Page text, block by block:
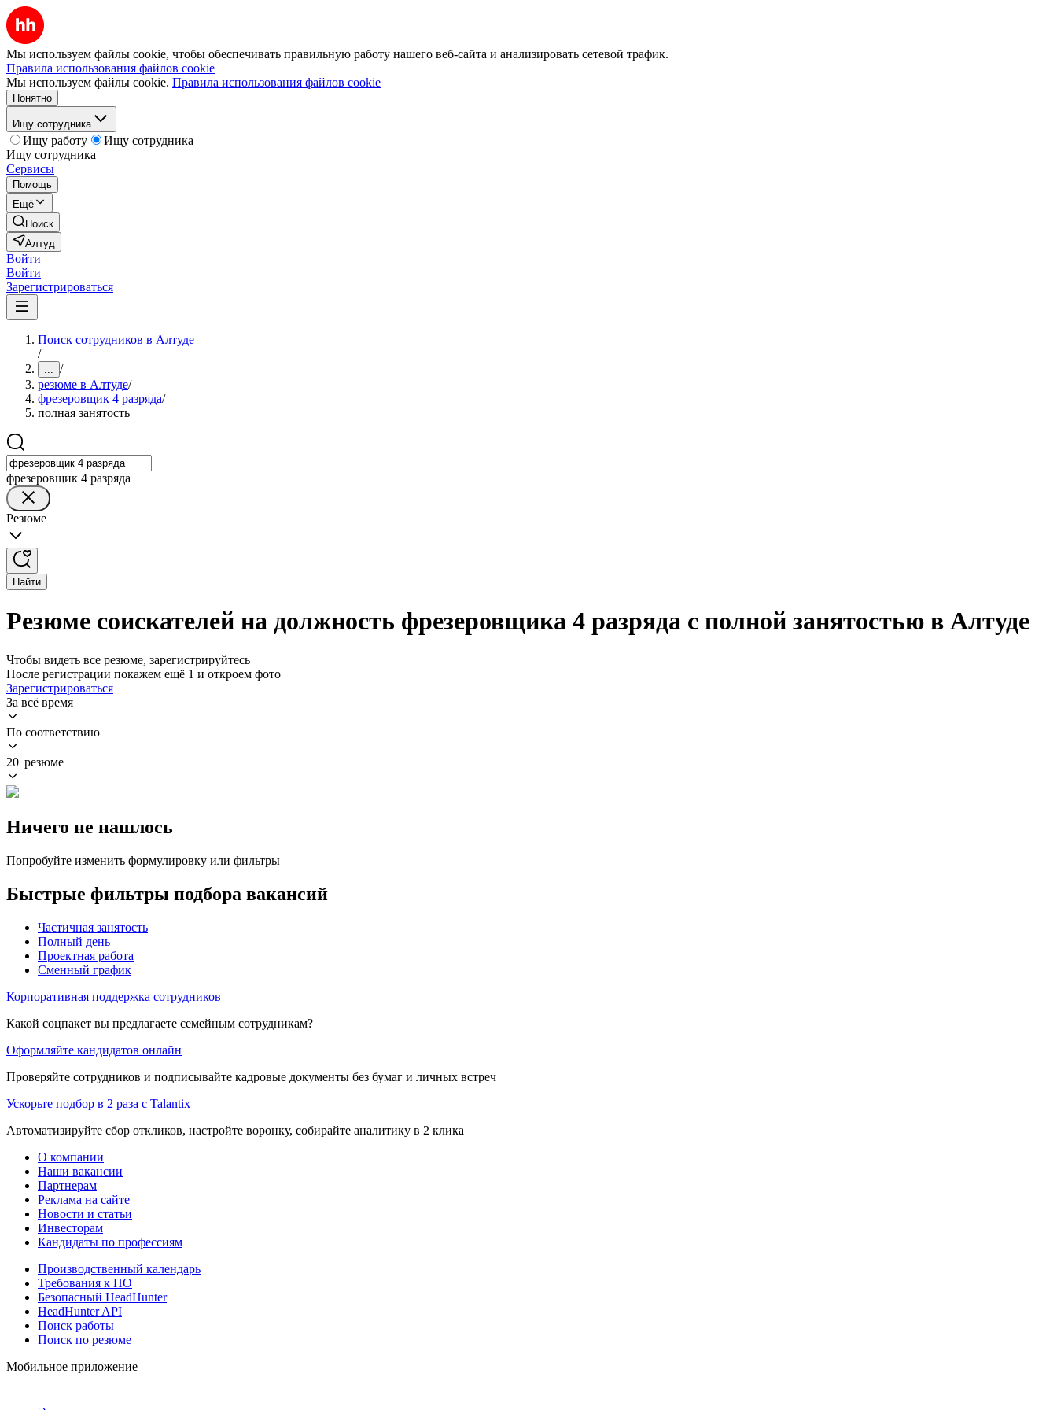
Мы используем файлы cookie, чтобы обеспечивать правильную работу нашего веб-сайта и анализировать сетевой трафик.
Правила использования файлов cookie
Мы используем файлы cookie. Правила использования файлов cookie
Понятно
Ищу сотрудника
Ищу работу
Ищу сотрудника
Ищу сотрудника
Сервисы
Помощь
Ещё
Поиск
Алтуд
Войти
Войти
Зарегистрироваться
Поиск сотрудников в Алтуде
/
... /
резюме в Алтуде/
фрезеровщик 4 разряда/
полная занятость
фрезеровщик 4 разряда
Резюме
Найти
Резюме соискателей на должность фрезеровщика 4 разряда с полной занятостью в Алтуде
Чтобы видеть все резюме, зарегистрируйтесь
После регистрации покажем ещё 1 и откроем фото
Зарегистрироваться
За всё время
По соответствию
20 резюме
Ничего не нашлось
Попробуйте изменить формулировку или фильтры
Быстрые фильтры подбора вакансий
Частичная занятость
Полный день
Проектная работа
Сменный график
Корпоративная поддержка сотрудников
Какой соцпакет вы предлагаете семейным сотрудникам?
Оформляйте кандидатов онлайн
Проверяйте сотрудников и подписывайте кадровые документы без бумаг и личных встреч
Ускорьте подбор в 2 раза с Talantix
Автоматизируйте сбор откликов, настройте воронку, собирайте аналитику в 2 клика
О компании
Наши вакансии
Партнерам
Реклама на сайте
Новости и статьи
Инвесторам
Кандидаты по профессиям
Производственный календарь
Требования к ПО
Безопасный HeadHunter
HeadHunter API
Поиск работы
Поиск по резюме
Мобильное приложение